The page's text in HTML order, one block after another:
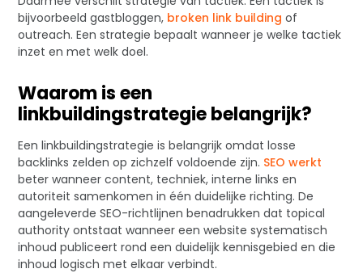
bijvoorbeeld gastbloggen, broken link building of
outreach. Een strategie bepaalt wanneer je welke tactiek
inzet en met welk doel.
Waarom is een
linkbuildingstrategie belangrijk?
Een linkbuildingstrategie is belangrijk omdat losse
backlinks zelden op zichzelf voldoende zijn. SEO werkt
beter wanneer content, techniek, interne links en
autoriteit samenkomen in één duidelijke richting. De
aangeleverde SEO-richtlijnen benadrukken dat topical
authority ontstaat wanneer een website systematisch
inhoud publiceert rond een duidelijk kennisgebied en die
inhoud logisch met elkaar verbindt.